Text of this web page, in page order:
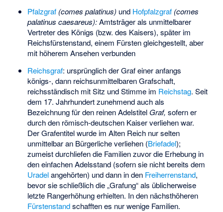
Pfalzgraf (comes palatinus)und Hofpfalzgraf (comes
palatinus caesareus):Amtsträger als unmittelbarer
Vertreter des Königs (bzw. des Kaisers), später im
Reichsfürstenstand, einem Fürsten gleichgestellt, aber
mit höherem Ansehen verbunden
Reichsgraf: ursprünglich der Graf einer anfangs
königs-, dann reichsunmittelbaren Grafschaft,
reichsständisch mit Sitz und Stimme im Reichstag. Seit
dem 17. Jahrhundert zunehmend auch als
Bezeichnung für den reinen Adelstitel Graf, sofern er
durch den römisch-deutschen Kaiser verliehen war.
Der Grafentitel wurde im Alten Reich nur selten
unmittelbar an Bürgerliche verliehen (Briefadel);
zumeist durchliefen die Familien zuvor die Erhebung in
den einfachen Adelsstand (sofern sie nicht bereits dem
Uradelangehörten) und dann in den Freiherrenstand,
bevor sie schließlich die „Grafung“ als üblicherweise
letzte Rangerhöhung erhielten. In den nächsthöheren
Fürstenstandschafften es nur wenige Familien.